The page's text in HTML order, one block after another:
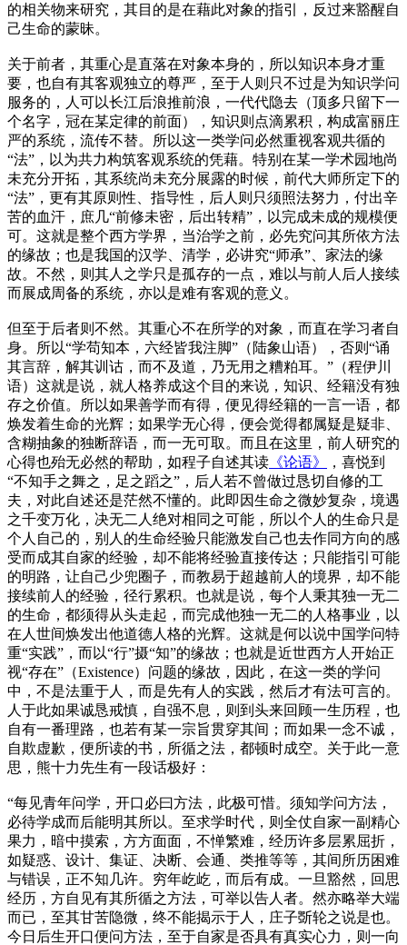
的相关物来研究，其目的是在藉此对象的指引，反过来豁醒自
己生命的蒙昧。
关于前者，其重心是直落在对象本身的，所以知识本身才重
要，也自有其客观独立的尊严，至于人则只不过是为知识学问
服务的，人可以长江后浪推前浪，一代代隐去（顶多只留下一
个名字，冠在某定律的前面），知识则点滴累积，构成富丽庄
严的系统，流传不替。所以这一类学问必然重视客观共循的
“法”，以为共力构筑客观系统的凭藉。特别在某一学术园地尚
未充分开拓，其系统尚未充分展露的时候，前代大师所定下的
“法”，更有其原则性、指导性，后人则只须照法努力，付出辛
苦的血汗，庶几“前修未密，后出转精”，以完成未成的规模便
可。这就是整个西方学界，当治学之前，必先究问其所依方法
的缘故；也是我国的汉学、清学，必讲究“师承”、家法的缘
故。不然，则其人之学只是孤存的一点，难以与前人后人接续
而展成周备的系统，亦以是难有客观的意义。
但至于后者则不然。其重心不在所学的对象，而直在学习者自
身。所以“学苟知本，六经皆我注脚”（陆象山语），否则“诵
其言辞，解其训诂，而不及道，乃无用之糟粕耳。”（程伊川
语）这就是说，就人格养成这个目的来说，知识、经籍没有独
存之价值。所以如果善学而有得，便见得经籍的一言一语，都
焕发着生命的光辉；如果学无心得，便会觉得都属疑是疑非、
含糊抽象的独断辞语，而一无可取。而且在这里，前人研究的
心得也殆无必然的帮助，如程子自述其读 《论语》
，喜悦到
“不知手之舞之，足之蹈之”，后人若不曾做过恳切自修的工
夫，对此自述还是茫然不懂的。此即因生命之微妙复杂，境遇
之千变万化，决无二人绝对相同之可能，所以个人的生命只是
个人自己的，别人的生命经验只能激发自己也去作同方向的感
受而成其自家的经验，却不能将经验直接传达；只能指引可能
的明路，让自己少兜圈子，而教易于超越前人的境界，却不能
接续前人的经验，径行累积。也就是说，每个人秉其独一无二
的生命，都须得从头走起，而完成他独一无二的人格事业，以
在人世间焕发出他道德人格的光辉。这就是何以说中国学问特
重“实践”，而以“行”摄“知”的缘故；也就是近世西方人开始正
视“存在”（Existence）问题的缘故，因此，在这一类的学问
中，不是法重于人，而是先有人的实践，然后才有法可言的。
人于此如果诚恳戒慎，自强不息，则到头来回顾一生历程，也
自有一番理路，也若有某一宗旨贯穿其间；而如果一念不诚，
自欺虚歉，便所读的书，所循之法，都顿时成空。关于此一意
思，熊十力先生有一段话极好：
“每见青年问学，开口必曰方法，此极可惜。须知学问方法，
必待学成而后能明其所以。至求学时代，则全仗自家一副精心
果力，暗中摸索，方方面面，不惮繁难，经历许多层累屈折，
如疑惑、设计、集证、决断、会通、类推等等，其间所历困难
与错误，正不知几许。穷年屹屹，而后有成。一旦豁然，回思
经历，方自见有其所循之方法，可举以告人者。然亦略举大端
而已，至其甘苦隐微，终不能揭示于人，庄子斲轮之说是也。
今日后生开口便问方法，至于自家是否具有真实心力，则一向